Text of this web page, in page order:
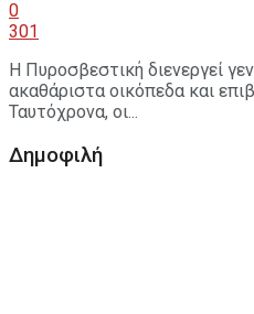
0
301
Η Πυροσβεστική διενεργεί
ακαθάριστα οικόπεδα και
Ταυτόχρονα, οι...
Δημοφιλή